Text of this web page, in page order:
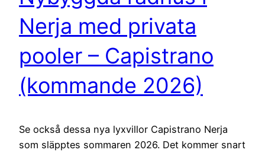
Nerja med privata
pooler – Capistrano
(kommande 2026)
Se också dessa nya lyxvillor Capistrano Nerja
som släpptes sommaren 2026. Det kommer snart